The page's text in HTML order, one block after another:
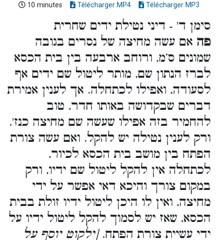
10 minutes Télécharger MP4 Télécharger MP3
סימן ד' - דיני נטילת ידים שחרית
פה אם עשה מחיצה של נסרים בגובה
שמונים ס’מ, ורוחב ארבעה בין בית הכסא
לברז הנתון שם, מותר ליטול שם ידים אף
לסעודה, ואפילו לכתחלה. אך לענין אמירת
דברים שבקדושה באותו חדר, טוב
להחמיר בזה אפילו שעשה שם מחיצה כנז'.
ורק לענין נטילה יש להקל. ואם עשה צורת
הפתח בין מושב בית הכסא לכיור,
לכתחלה אין להקל ליטול שם ידיו, ורק
במקום צורך והיכא דאי אפשר על ידי
מחיצה, ואין לו היכן ליטול ידיו זולת בבית
הכסא, שאז יש לסמוך להקל ליטול ידיו על
ידי עשיית צורת הפתח.[ילקוט יוסף על